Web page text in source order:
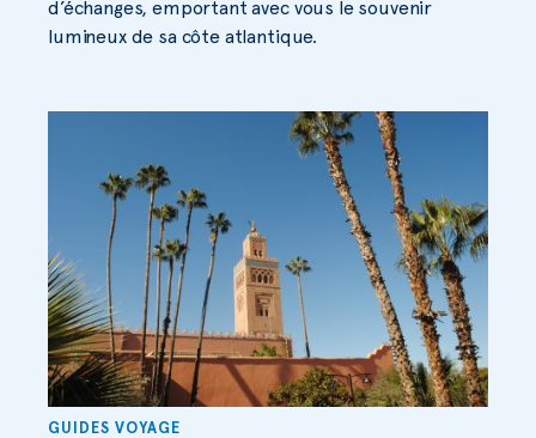
d’échanges, emportant avec vous le souvenir
lumineux de sa côte atlantique.
GUIDES VOYAGE